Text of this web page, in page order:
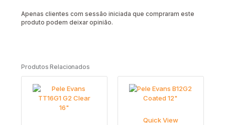
Apenas clientes com sessão iniciada que compraram este
produto podem deixar opinião.
Produtos Relacionados
Quick View